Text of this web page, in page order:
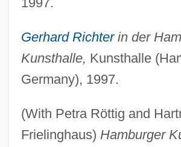
Gerhard Richterin der
Kunsthalle, Kunsthalle
Germany), 1997.
(With Petra Röttig and
Frielinghaus) Hamburger